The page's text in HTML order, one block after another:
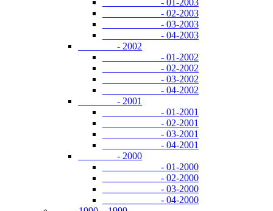
- 01-2003
- 02-2003
- 03-2003
- 04-2003
- 2002
- 01-2002
- 02-2002
- 03-2002
- 04-2002
- 2001
- 01-2001
- 02-2001
- 03-2001
- 04-2001
- 2000
- 01-2000
- 02-2000
- 03-2000
- 04-2000